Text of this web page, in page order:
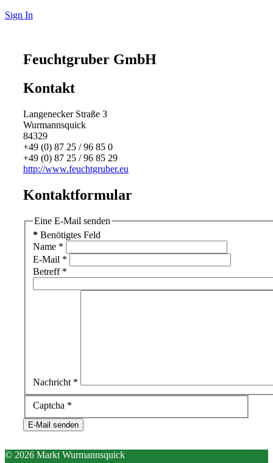
Sign In
Feuchtgruber GmbH
Kontakt
Langenecker Straße 3
Wurmannsquick
84329
+49 (0) 87 25 / 96 85 0
+49 (0) 87 25 / 96 85 29
http://www.feuchtgruber.eu
Kontaktformular
Eine E-Mail senden
* Benötigtes Feld
Name *
E-Mail *
Betreff*
Nachricht *
Captcha *
E-Mail senden
© 2026 Markt Wurmannsquick